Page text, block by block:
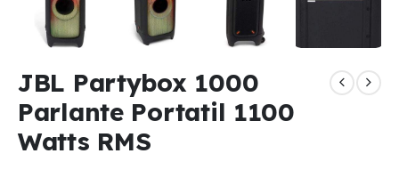
JBL Partybox 1000
Parlante Portatil 1100
Watts RMS